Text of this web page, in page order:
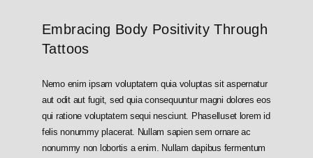
Embracing Body Positivity Through
Tattoos
Nemo enim ipsam voluptatem quia voluptas sit aspernatur
aut odit aut fugit, sed quia consequuntur magni dolores eos
qui ratione voluptatem sequi nesciunt. Phaselluset lorem id
felis nonummy placerat. Nullam sapien sem ornare ac
nonummy non lobortis a enim. Nullam dapibus fermentum